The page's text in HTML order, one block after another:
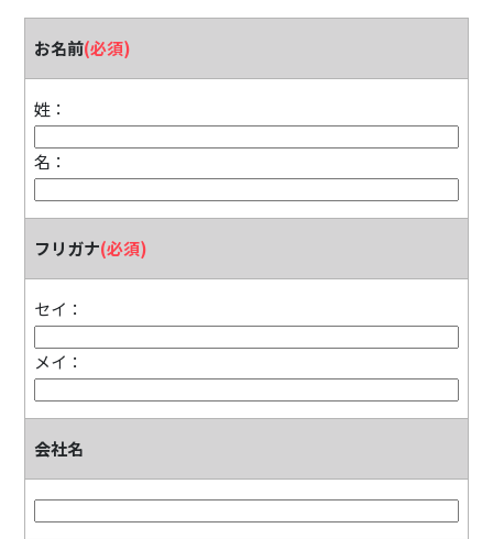
お名前(必須)
姓：
名：
フリガナ(必須)
セイ：
メイ：
会社名